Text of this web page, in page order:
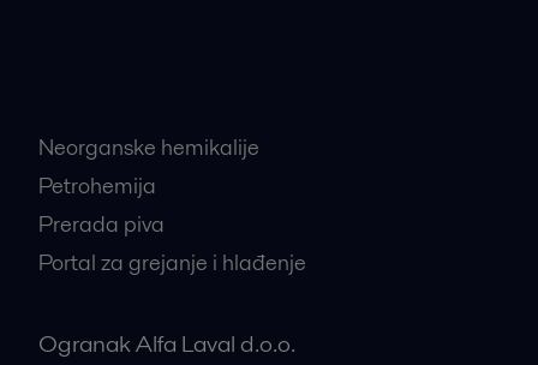
Neorganske hemikalije
Petrohemija
Prerada piva
Portal za grejanje i hlađenje
Ogranak Alfa Laval d.o.o.